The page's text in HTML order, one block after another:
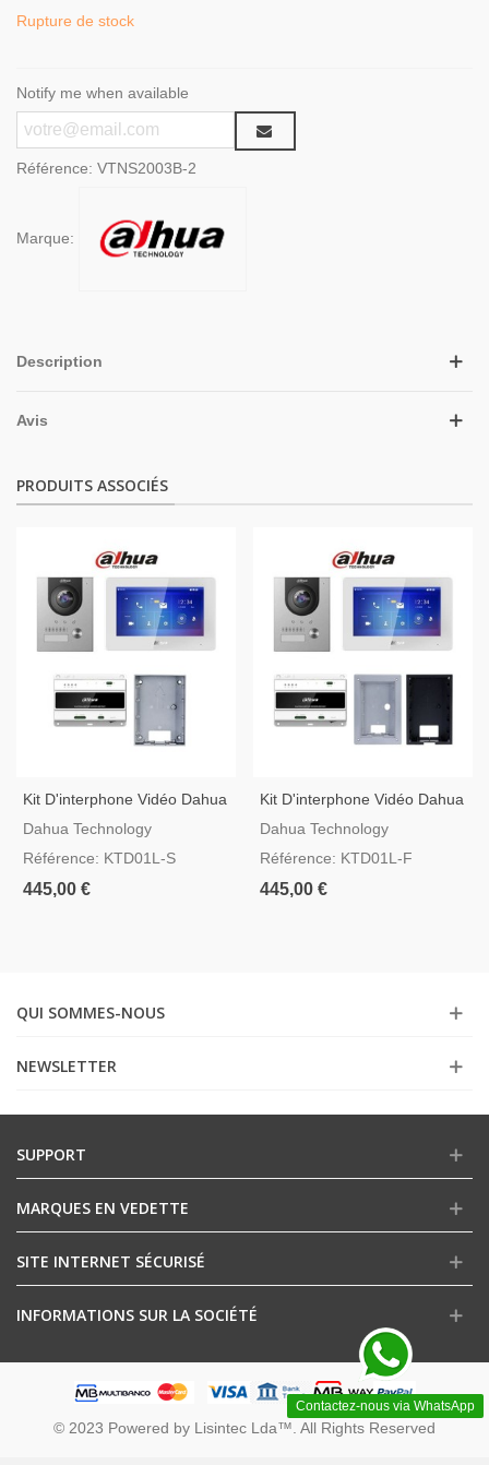
Rupture de stock
Notify me when available
Référence: VTNS2003B-2
Marque:
Description
Avis
PRODUITS ASSOCIÉS
Kit D'interphone Vidéo Dahua
À Deux Fils Avec Boîtier De
Dahua Technology
Référence: KTD01L-S
445,00 €
Kit D'interphone Vidéo Dahua
À Deux Fils Avec Boîtier
Dahua Technology
Référence: KTD01L-F
445,00 €
QUI SOMMES-NOUS
NEWSLETTER
Contactez-nous via WhatsApp
SUPPORT
MARQUES EN VEDETTE
SITE INTERNET SÉCURISÉ
INFORMATIONS SUR LA SOCIÉTÉ
© 2023 Powered by Lisintec Lda™. All Rights Reserved